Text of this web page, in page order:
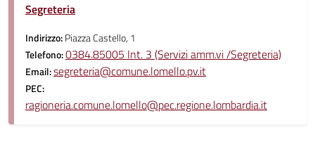
Segreteria
Indirizzo:Piazza Castello, 1
Telefono:0384.85005 Int. 3 (Servizi amm.vi /Segreteria)
Email:segreteria@comune.lomello.pv.it
PEC:
ragioneria.comune.lomello@pec.regione.lombardia.it